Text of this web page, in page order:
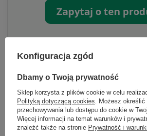
Zapytaj o ten
Specyfikacja
Konfiguracja zgód
Dbamy o Twoją prywatność
Sklep korzysta z plików cookie w celu
Polityką dotyczącą cookies. Możesz określić
przechowywania lub dostępu do cookie w
Więcej informacji na temat warunków i
znaleźć także na stronie Prywatność i